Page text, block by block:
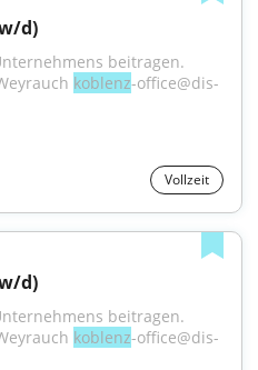
d)
beitragen.
koblenz-office@dis-
Vollzeit
d)
beitragen.
koblenz-office@dis-